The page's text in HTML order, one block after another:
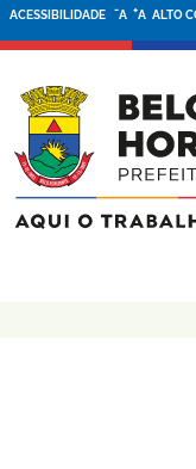
ACESSIBILIDADE -A +A ALTO